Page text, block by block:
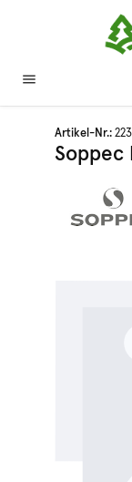
Zum Hauptinhalt springen
Artikel-Nr.:
Soppec